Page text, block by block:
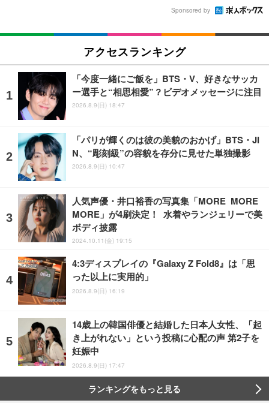
Sponsored by
アクセスランキング
「今度一緒にご飯を」BTS・V、好きなサッカ
ー選手と“相思相愛”？ビデオメッセージに注目
2026.8.9(日) 18:47
「パリが輝くのは彼の美貌のおかげ」BTS・JI
N、“彫刻級”の容貌を存分に見せた単独撮影
2026.8.9(日) 10:47
人気声優・井口裕香の写真集「MORE MORE
MORE」が4刷決定！ 水着やランジェリーで美
ボディ披露
2024.10.11(金) 19:15
4:3ディスプレイの『Galaxy Z Fold8』は「思
った以上に実用的」
2026.8.9(日) 16:19
14歳上の韓国俳優と結婚した日本人女性、「起
き上がれない」という投稿に心配の声 第2子を
妊娠中
2026.8.9(日) 17:47
ランキングをもっと見る